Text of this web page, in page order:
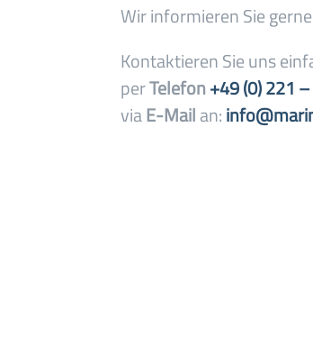
Wir informieren Sie
Kontaktieren Sie uns
perTelefon+49 (0) 221
viaE-Mailan: